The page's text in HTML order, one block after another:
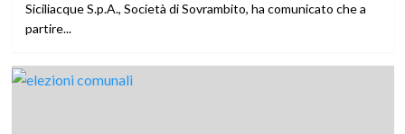
Siciliacque S.p.A., Società di Sovrambito, ha comunicato che a
partire...